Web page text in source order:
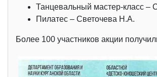
Танцевальный мастер-класс –
Пилатес – Светочева Н.А.
Более 100 участников акции